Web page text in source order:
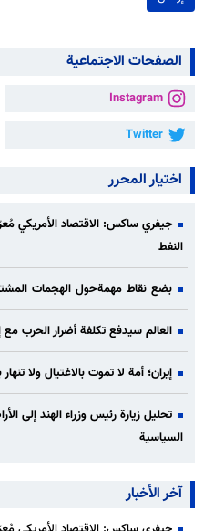
الصفحات الاجتماعية
Instagram
Twitter
اختيار المحرر
جيفري ساكس: الاقتصاد الأمريكي
النفط
بضع نقاط مهمة حول الهجمات
العالم سيدفع تكلفة أضرار الحرب مع
إيران؛ أمة لا تموت بالاغتيال ولا
تحليل زيارة رئيس وزراء الهند إلى
السياسية
آخر الأخبار